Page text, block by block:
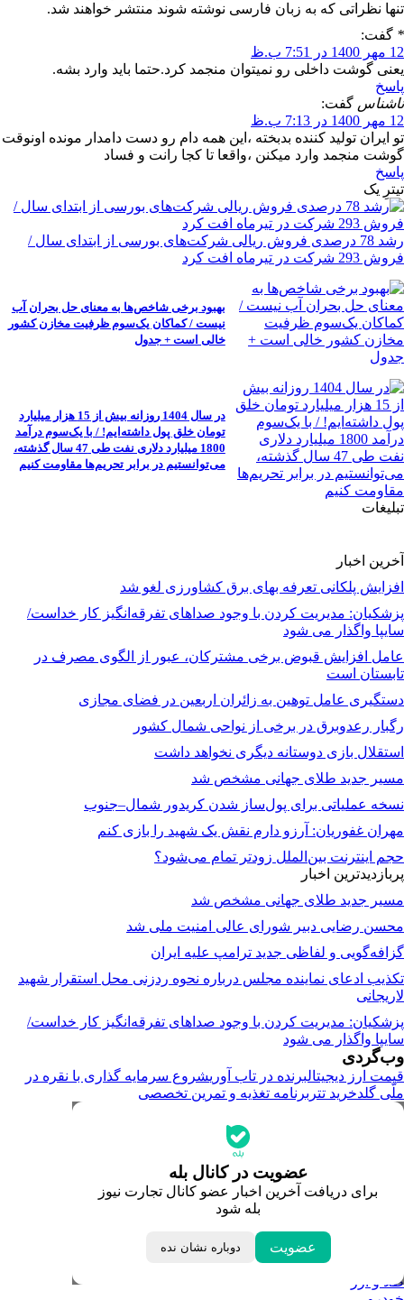
تنها نظراتی که به زبان فارسی نوشته شوند منتشر خواهند شد.
* گفت:
12 مهر 1400 در 7:51 ب.ظ
یعنی گوشت داخلی رو نمیتوان منجمد کرد.حتما باید وارد بشه.
پاسخ
ناشناس گفت:
12 مهر 1400 در 7:13 ب.ظ
تو ایران تولید کننده بدبخته ،این همه دام رو دست دامدار مونده اونوقت
گوشت منجمد وارد میکنن ،واقعا تا کجا رانت و فساد
پاسخ
تیترِ یک
رشد 78 درصدی فروش ریالی شرکت‌های بورسی از ابتدای سال /
فروش 293 شرکت در تیرماه افت کرد
بهبود برخی شاخص‌ها به معنای حل بحران آب
نیست / کماکان یک‌سوم ظرفیت مخازن کشور
خالی است + جدول
در سال 1404 روزانه بیش از 15 هزار میلیارد
تومان خلق پول داشته‌ایم! / با یک‌سوم درآمد
1800 میلیارد دلاری نفت طی 47 سال گذشته،
می‌توانستیم در برابر تحریم‌ها مقاومت کنیم
تبلیغات
آخرین اخبار
افزایش پلکانی تعرفه بهای برق کشاورزی لغو شد
پزشکیان: مدیریت کردن با وجود صداهای تفرقه‌انگیز کار خداست/
سایپا واگذار می شود
عامل افزایش قبوض برخی مشترکان، عبور از الگوی مصرف در
تابستان است
دستگیری عامل توهین به زائران اربعین در فضای مجازی
رگبار رعدوبرق در برخی از نواحی شمال کشور
استقلال بازی دوستانه دیگری نخواهد داشت
مسیر جدید طلای جهانی مشخص شد
نسخه عملیاتی برای پول‌ساز شدن کریدور شمال–جنوب
مهران غفوریان: آرزو دارم نقش یک شهید را بازی کنم
حجم اینترنت بین‌الملل زودتر تمام می‌شود؟
پربازدیدترین اخبار
مسیر جدید طلای جهانی مشخص شد
محسن رضایی دبیر شورای عالی امنیت ملی شد
گزافه‌گویی و لفاظی جدید ترامپ علیه ایران
تکذیب ادعای نماینده مجلس درباره نحوه ردزنی محل استقرار شهید
لاریجانی
پزشکیان: مدیریت کردن با وجود صداهای تفرقه‌انگیز کار خداست/
سایپا واگذار می شود
وب‌گردی
قیمت ارز دیجیتالبرنده در تاب آوریشروع سرمایه گذاری با نقره در
ملّی گلدخرید تتر برنامه تغذیه و تمرین تخصصی
عضویت در کانال بله
برای دریافت آخرین اخبار عضو کانال تجارت نیوز
بله شود
عضویت دوباره نشان نده
جدیدترین قیمت‌ها
قیمت درهم امارات
لحظه تحویل سال
داغ‌ترین‌های اقتصادی
طلا و ارز